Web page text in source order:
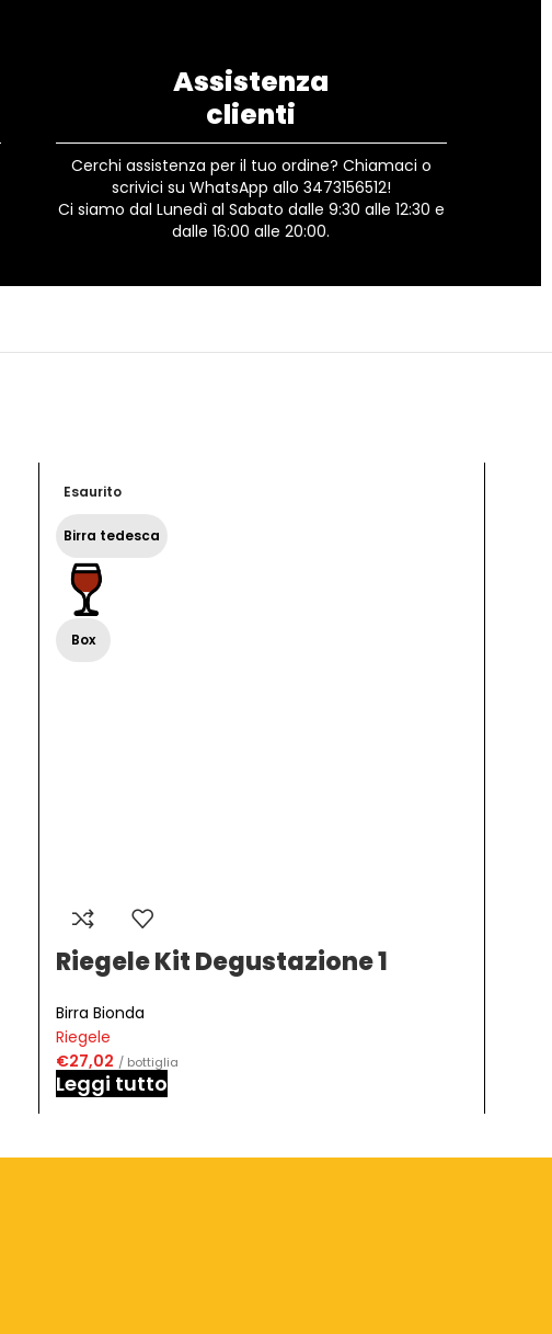
Assistenza
clienti
Cerchi assistenza per il tuo ordine? Chiamaci o
scrivici su WhatsApp allo 3473156512!
Ci siamo dal Lunedì al Sabato dalle 9:30 alle 12:30 e
dalle 16:00 alle 20:00.
Esaurito
Birra tedesca
Box
Riegele Kit Degustazione 1
Birra Bionda
Riegele
€27,02 / bottiglia
Leggi tutto